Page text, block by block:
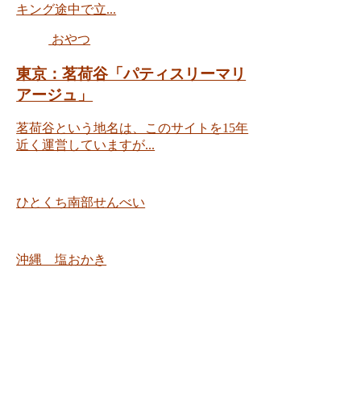
キング途中で立...
おやつ
東京：茗荷谷「パティスリーマリ
アージュ」
茗荷谷という地名は、このサイトを15年
近く運営していますが...
ひとくち南部せんべい
沖縄 塩おかき